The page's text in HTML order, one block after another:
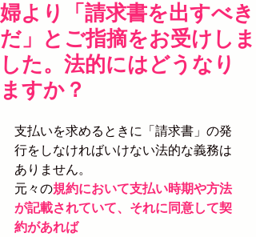
婦より「請求書を出すべき
だ」とご指摘をお受けしま
した。法的にはどうなり
ますか？
支払いを求めるときに「請求書」の発
行をしなければいけない法的な義務は
ありません。
元々の規約において支払い時期や方法
が記載されていて、それに同意して契
約があれば